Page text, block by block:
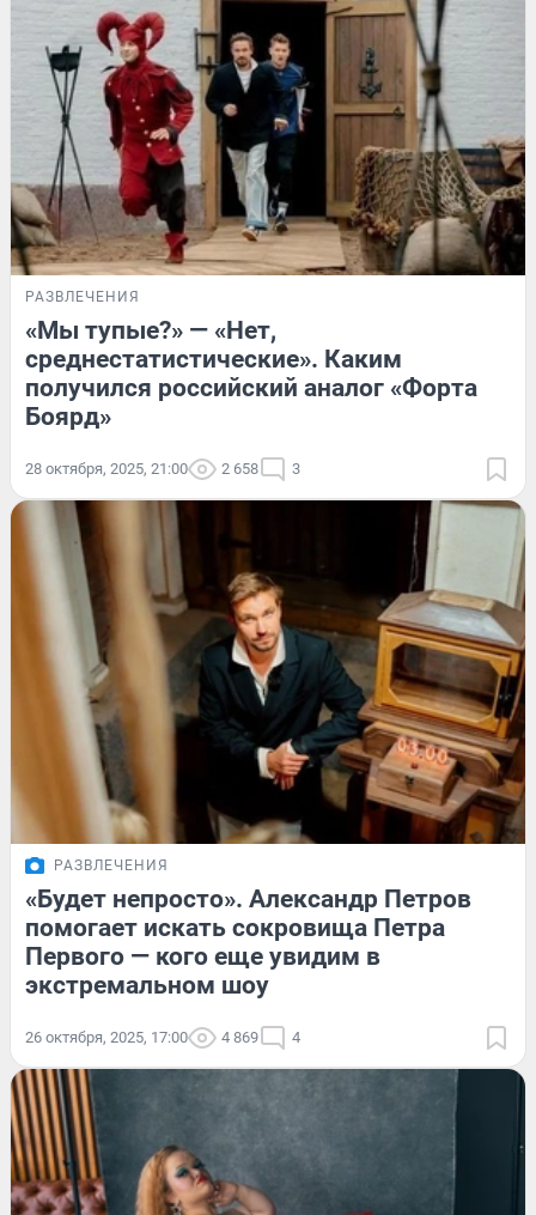
РАЗВЛЕЧЕНИЯ
«Мы тупые?» — «Нет,
среднестатистические». Каким
получился российский аналог «Форта
Боярд»
28 октября, 2025, 21:00 2 658 3
РАЗВЛЕЧЕНИЯ
«Будет непросто». Александр Петров
помогает искать сокровища Петра
Первого — кого еще увидим в
экстремальном шоу
26 октября, 2025, 17:00 4 869 4